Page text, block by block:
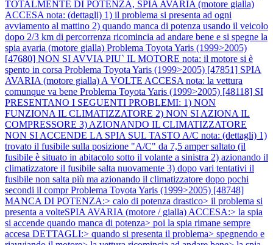
TOTALMENTE DI POTENZA, SPIA AVARIA (motore gialla)
ACCESA nota: (dettagli) 1) il problema si presenta ad ogni
avviamento al mattino 2) quando manca di potenza usando il veicolo
dopo 2/3 km di percorrenza ricomincia ad andare bene e si spegne la
spia avaria (motore gialla) Problema Toyota Yaris (1999>2005)
[47680] NON SI AVVIA PIU` IL MOTORE nota: il motore si è
spento in corsa Problema Toyota Yaris (1999>2005) [47851] SPIA
AVARIA (motore gialla) A VOLTE ACCESA nota: la vettura
comunque va bene Problema Toyota Yaris (1999>2005) [48118] SI
PRESENTANO I SEGUENTI PROBLEMI: 1) NON
FUNZIONA IL CLIMATIZZATORE 2) NON SI AZIONA IL
COMPRESSORE 3) AZIONANDO IL CLIMATIZZATORE
NON SI ACCENDE LA SPIA SUL TASTO A/C nota: (dettagli) 1)
trovato il fusibile sulla posizione "A/C" da 7,5 amper saltato (il
fusibile è situato in abitacolo sotto il volante a sinistra 2) azionando il
climatizzatore il fusibile salta nuovamente 3) dopo vari tentativi il
fusibile non salta più ma azionando il climatizzatore dopo pochi
secondi il comprProblema Toyota Yaris (1999>2005) [48748]
MANCA DI POTENZA:> calo di potenza drastico> il problema si
presenta a volteSPIA AVARIA (motore / gialla) ACCESA:> la spia
si accende quando manca di potenza> poi la spia rimane sempre
accesa DETTAGLI:> quando si presenta il problema> spegnendo e